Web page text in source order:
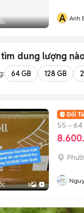
A Anh
dung lượng
64 GB 128 GB
3
55 – 64